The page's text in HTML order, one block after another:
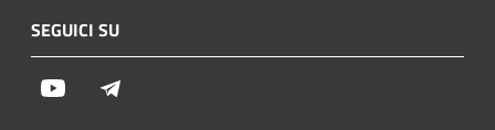
SEGUICI SU
Youtube